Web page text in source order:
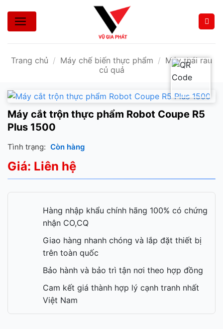
nội
Trang chủ / Máy chế biến thực phẩm / Máy thái rau
củ quả
Máy cắt trộn thực phẩm Robot Coupe R5
Plus 1500
Tình trạng: Còn hàng
Giá: Liên hệ
Hàng nhập khẩu chính hãng 100% có chứng
nhận CO,CQ
Giao hàng nhanh chóng và lắp đặt thiết bị
trên toàn quốc
Bảo hành và bảo trì tận nơi theo hợp đồng
Cam kết giá thành hợp lý cạnh tranh nhất
Việt Nam